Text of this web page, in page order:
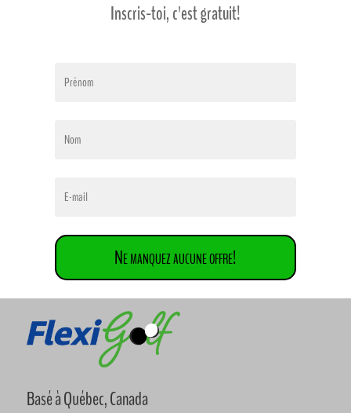
Inscris-toi, c'est gratuit!
Ne manquez aucune offre!
Basé à Québec, Canada